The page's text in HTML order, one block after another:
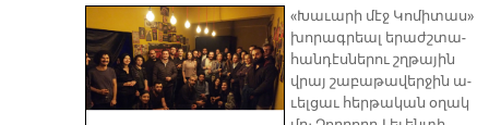
«Խա­ւա­րի մէջ Կո­մի­տաս»
խո­րագ­րեալ ե­րաժշ­տա­
հան­դէս­նե­րու շղթա­յին
վրայ շա­բա­թա­վեր­ջին ա­
ւել­ցաւ հեր­թա­կան օ­ղակ